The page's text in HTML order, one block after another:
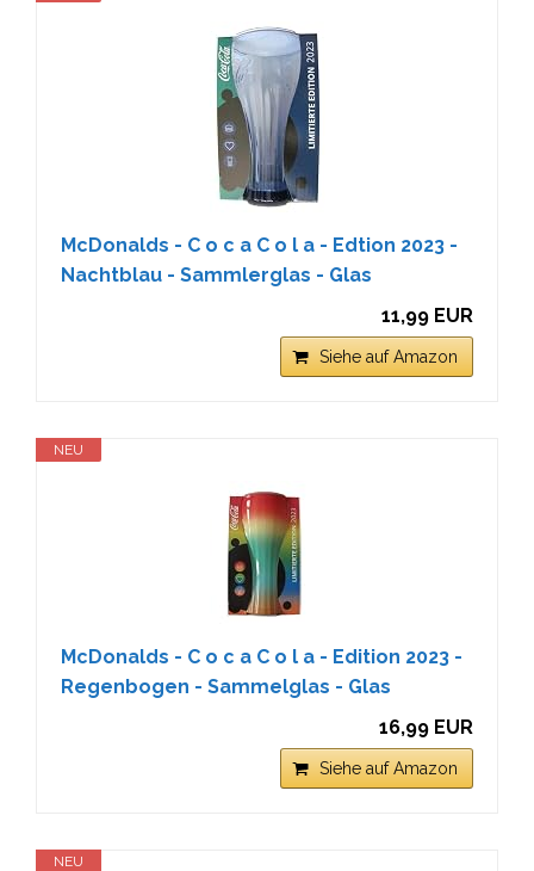
McDonalds - C o c a C o l a - Edtion 2023 -
Nachtblau - Sammlerglas - Glas
11,99 EUR
Siehe auf Amazon
NEU
McDonalds - C o c a C o l a - Edition 2023 -
Regenbogen - Sammelglas - Glas
16,99 EUR
Siehe auf Amazon
NEU